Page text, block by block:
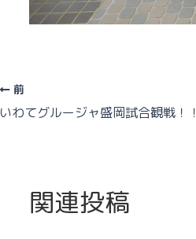
前
いわてグルージャ盛岡試合観戦！！
関連投稿